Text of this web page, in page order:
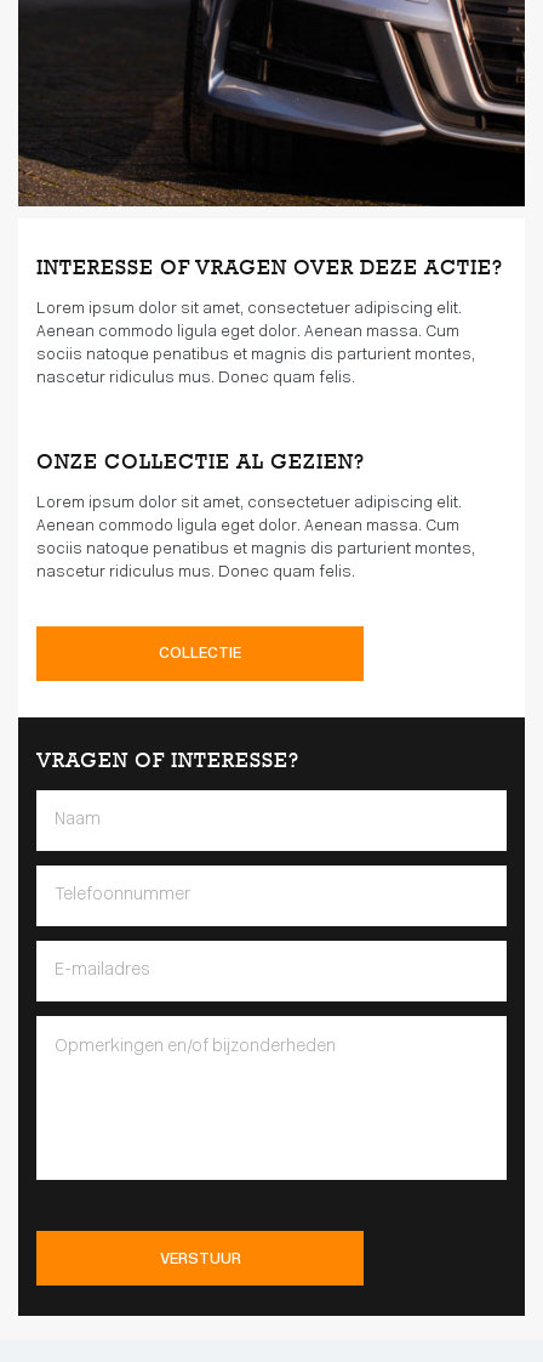
INTERESSE OF VRAGEN OVER DEZE ACTIE?
Lorem ipsum dolor sit amet, consectetuer adipiscing elit.
Aenean commodo ligula eget dolor. Aenean massa. Cum
sociis natoque penatibus et magnis dis parturient montes,
nascetur ridiculus mus. Donec quam felis.
ONZE COLLECTIE AL GEZIEN?
Lorem ipsum dolor sit amet, consectetuer adipiscing elit.
Aenean commodo ligula eget dolor. Aenean massa. Cum
sociis natoque penatibus et magnis dis parturient montes,
nascetur ridiculus mus. Donec quam felis.
COLLECTIE
VRAGEN OF INTERESSE?
VERSTUUR